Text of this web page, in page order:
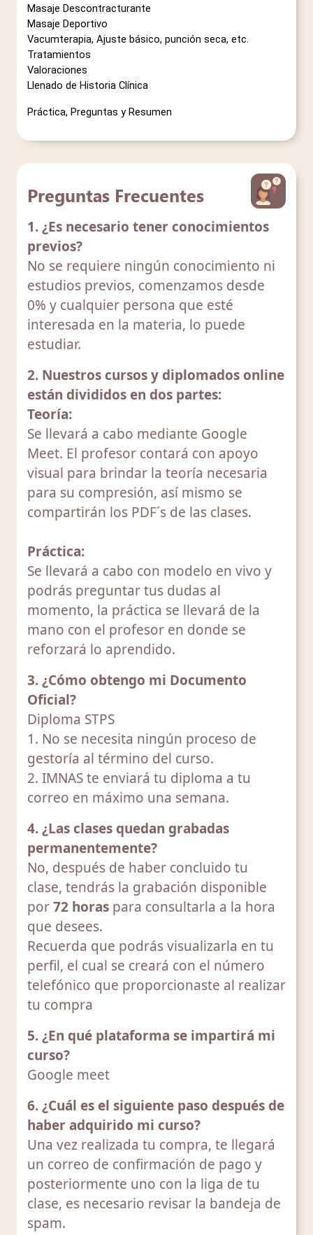
Masaje Descontracturante
Masaje Deportivo
Vacumterapia, Ajuste básico, punción seca, etc.
Tratamientos
Valoraciones
Llenado de Historia Clínica
Práctica, Preguntas y Resumen
Preguntas Frecuentes
1. ¿Es necesario tener conocimientos
previos?
No se requiere ningún conocimiento ni
estudios previos, comenzamos desde
0% y cualquier persona que esté
interesada en la materia, lo puede
estudiar.
2. Nuestros cursos y diplomados online
están divididos en dos partes:
Teoría:
Se llevará a cabo mediante Google
Meet. El profesor contará con apoyo
visual para brindar la teoría necesaria
para su compresión, así mismo se
compartirán los PDF´s de las clases.
Práctica:
Se llevará a cabo con modelo en vivo y
podrás preguntar tus dudas al
momento, la práctica se llevará de la
mano con el profesor en donde se
reforzará lo aprendido.
3. ¿Cómo obtengo mi Documento
Oficial?
Diploma STPS
1. No se necesita ningún proceso de
gestoría al término del curso.
2. IMNAS te enviará tu diploma a tu
correo en máximo una semana.
4. ¿Las clases quedan grabadas
permanentemente?
No, después de haber concluido tu
clase, tendrás la grabación disponible
por72 horas para consultarla a la hora
que desees.
Recuerda que podrás visualizarla en tu
perfil, el cual se creará con el número
telefónico que proporcionaste al realizar
tu compra
5. ¿En qué plataforma se impartirá mi
curso?
Google meet
6. ¿Cuál es el siguiente paso después de
haber adquirido mi curso?
Una vez realizada tu compra, te llegará
un correo de confirmación de pago y
posteriormente uno con la liga de tu
clase, es necesario revisar la bandeja de
spam.